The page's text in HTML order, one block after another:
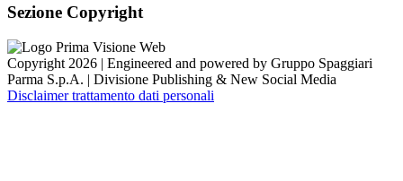
Sezione Copyright
Copyright 2026 | Engineered and powered by Gruppo Spaggiari
Parma S.p.A. | Divisione Publishing & New Social Media
Disclaimer trattamento dati personali